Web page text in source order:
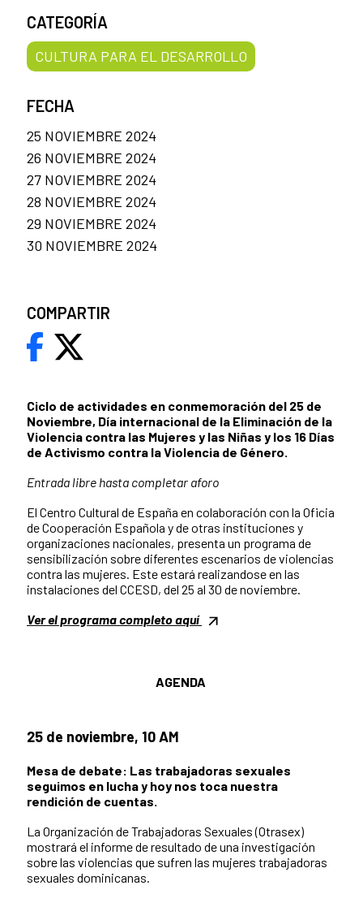
Ciclo de actividades en conmemoración del 25 de
Noviembre, Día internacional de la Eliminación de la
Violencia contra las Mujeres y las Niñas y los 16 Días
de Activismo contra la Violencia de Género.
Entrada libre hasta completar aforo
El Centro Cultural de España en colaboración con la Oficia
de Cooperación Española y de otras instituciones y
organizaciones nacionales, presenta un programa de
sensibilización sobre diferentes escenarios de violencias
contra las mujeres. Este estará realizandose en las
instalaciones del CCESD, del 25 al 30 de noviembre.
Ver el programa completo aquí
AGENDA
25 de noviembre, 10 AM
Mesa de debate: Las trabajadoras sexuales
seguimos en lucha y hoy nos toca nuestra
rendición de cuentas.
La Organización de Trabajadoras Sexuales (Otrasex)
mostrará el informe de resultado de una investigación
sobre las violencias que sufren las mujeres trabajadoras
sexuales dominicanas.
CATEGORÍA
CULTURA PARA EL DESARROLLO
FECHA
25 NOVIEMBRE 2024
26 NOVIEMBRE 2024
27 NOVIEMBRE 2024
28 NOVIEMBRE 2024
29 NOVIEMBRE 2024
30 NOVIEMBRE 2024
COMPARTIR